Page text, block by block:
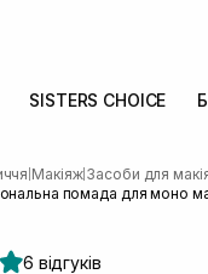
SISTERS CHOICE
Макіяж| Засоби для
помада для моно
6 відгуків